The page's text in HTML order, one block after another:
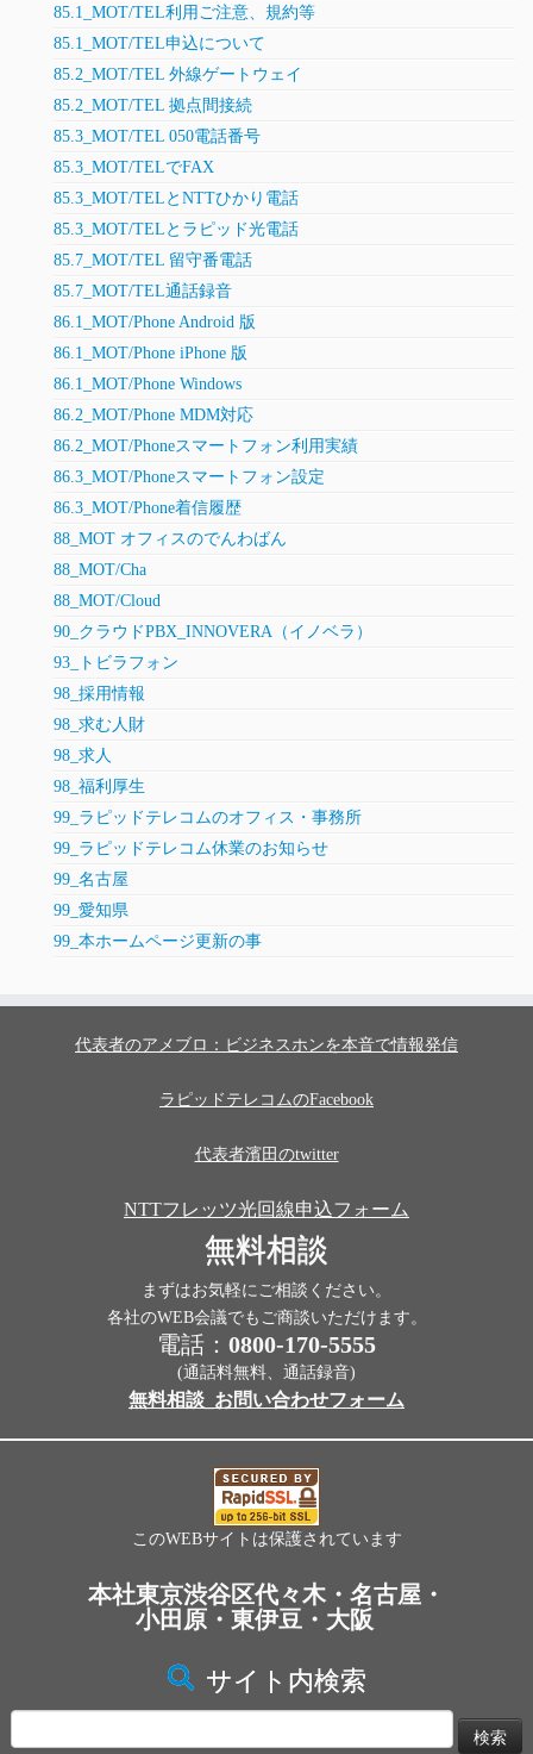
85.1_MOT/TEL利用ご注意、規約等
85.1_MOT/TEL申込について
85.2_MOT/TEL 外線ゲートウェイ
85.2_MOT/TEL 拠点間接続
85.3_MOT/TEL 050電話番号
85.3_MOT/TELでFAX
85.3_MOT/TELとNTTひかり電話
85.3_MOT/TELとラピッド光電話
85.7_MOT/TEL 留守番電話
85.7_MOT/TEL通話録音
86.1_MOT/Phone Android 版
86.1_MOT/Phone iPhone 版
86.1_MOT/Phone Windows
86.2_MOT/Phone MDM対応
86.2_MOT/Phoneスマートフォン利用実績
86.3_MOT/Phoneスマートフォン設定
86.3_MOT/Phone着信履歴
88_MOT オフィスのでんわばん
88_MOT/Cha
88_MOT/Cloud
90_クラウドPBX_INNOVERA（イノベラ）
93_トビラフォン
98_採用情報
98_求む人財
98_求人
98_福利厚生
99_ラピッドテレコムのオフィス・事務所
99_ラピッドテレコム休業のお知らせ
99_名古屋
99_愛知県
99_本ホームページ更新の事
代表者のアメブロ：ビジネスホンを本音で情報発信
ラピッドテレコムのFacebook
代表者濱田のtwitter
NTTフレッツ光回線申込フォーム
無料相談
まずはお気軽にご相談ください。
各社のWEB会議でもご商談いただけます。
電話： 0800-170-5555
(通話料無料、通話録音)
無料相談_お問い合わせフォーム
このWEBサイトは保護されています
本社東京渋谷区代々木・名古屋・
小田原・東伊豆・大阪
サイト内検索
索: